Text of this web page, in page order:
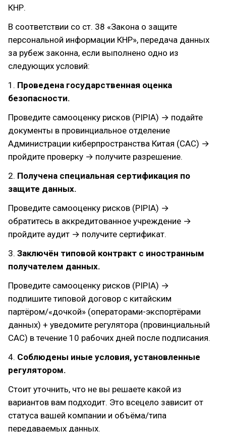
КНР.
В соответствии со ст. 38 «Закона о защите
персональной информации КНР», передача данных
за рубеж законна, если выполнено одно из
следующих условий:
1. Проведена государственная оценка
безопасности.
Проведите самооценку рисков (PIPIA) → подайте
документы в провинциальное отделение
Администрации киберпространства Китая (CAC) →
пройдите проверку → получите разрешение.
2. Получена специальная сертификация по
защите данных.
Проведите самооценку рисков (PIPIA) →
обратитесь в аккредитованное учреждение →
пройдите аудит → получите сертификат.
3. Заключён типовой контракт с иностранным
получателем данных.
Проведите самооценку рисков (PIPIA) →
подпишите типовой договор с китайским
партёром/«дочкой» (операторами-экспортёрами
данных) + уведомите регулятора (провинциальный
CAC) в течение 10 рабочих дней после подписания.
4. Соблюдены иные условия, установленные
регулятором.
Стоит уточнить, что не вы решаете какой из
вариантов вам подходит. Это всецело зависит от
статуса вашей компании и объёма/типа
передаваемых данных.